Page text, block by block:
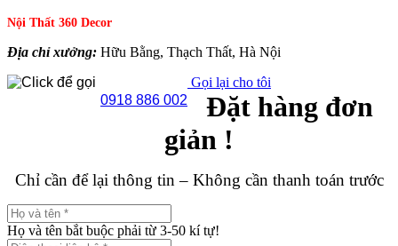
Nội Thất 360 Decor
Địa chỉ xưởng: Hữu Bằng, Thạch Thất, Hà Nội
0918 886 002
Gọi lại cho tôi
Đặt hàng đơn
giản !
Chỉ cần để lại thông tin – Không cần thanh toán trước
Họ và tên bắt buộc phải từ 3-50 kí tự!